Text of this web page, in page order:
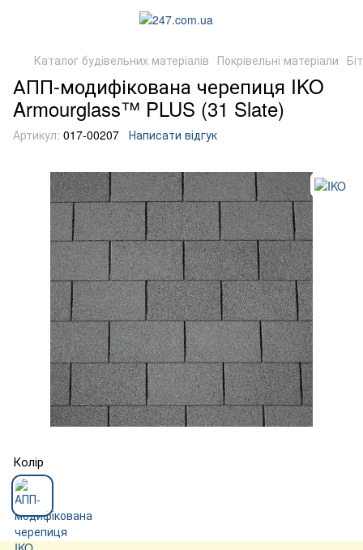
Каталог будівельних матеріалів Покрівельні матеріали
АПП-модифікована черепиця IKO
Armourglass™ PLUS (31 Slate)
Артикул: 017-00207 Написати відгук
Колір